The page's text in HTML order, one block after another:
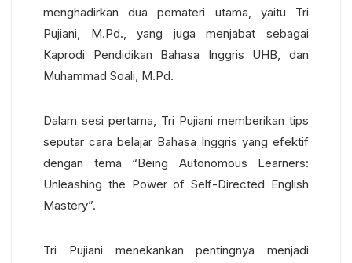
menghadirkan dua pemateri utama, yaitu Tri
Pujiani, M.Pd., yang juga menjabat sebagai
Kaprodi Pendidikan Bahasa Inggris UHB, dan
Muhammad Soali, M.Pd.
Dalam sesi pertama, Tri Pujiani memberikan tips
seputar cara belajar Bahasa Inggris yang efektif
dengan tema “Being Autonomous Learners:
Unleashing the Power of Self-Directed English
Mastery”.
Tri Pujiani menekankan pentingnya menjadi